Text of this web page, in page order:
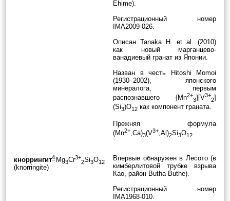
Ehime).
Регистрационный номер
IMA2009-026.
Описан Tanaka H. et al. (2010)
как новый марганцево-
ванадиевый гранат из Японии.
Назван в честь Hitoshi Momoi
(1930–2002), японского
минералога, первым
распознавшего {Mn2+
3}[V3+
2]
(Si3)O12 как компонент граната.
Прежняя формула
(Mn2+ ,Ca)3(V3+ ,Al)2Si3O12
кноррингит4
(knorringite)
Mg3Cr3+
2Si3O12
Впервые обнаружен в Лесото (в
кимберлитовой трубке взрыва
Као, район Butha-Buthe).
Регистрационный номер
IMA1968-010.